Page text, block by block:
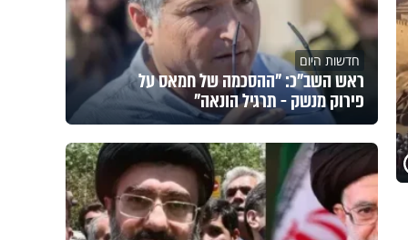
חדשות היום
ראש השב"כ: "ההסכמה של חמאס על
פירוק מנשק - תרגיל הונאה"